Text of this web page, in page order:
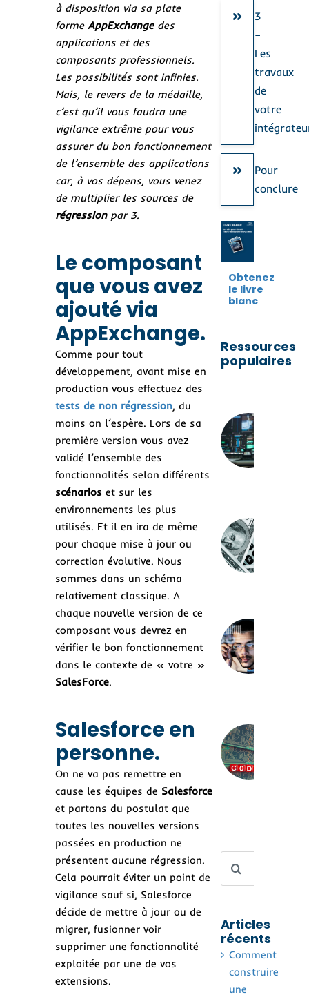
à disposition via sa plate
forme AppExchangedes
applications et des
composants professionnels.
Les possibilités sont infinies.
Mais, le revers de la médaille,
c’est qu’il vous faudra une
vigilance extrême pour vous
assurer du bon fonctionnement
de l’ensemble des applications
car, à vos dépens, vous venez
de multiplier les sources de
régressionpar 3.
Le composant
que vous avez
ajouté via
AppExchange.
Comme pour tout
développement, avant mise en
production vous effectuez des
tests de non régression, du
moins on l’espère. Lors de sa
première version vous avez
validé l’ensemble des
fonctionnalités selon différents
scénarioset sur les
environnements les plus
utilisés. Et il en ira de même
pour chaque mise à jour ou
correction évolutive. Nous
sommes dans un schéma
relativement classique. A
chaque nouvelle version de ce
composant vous devrez en
vérifier le bon fonctionnement
dans le contexte de « votre »
SalesForce.
Salesforce en
personne.
On ne va pas remettre en
cause les équipes de Salesforce
et partons du postulat que
toutes les nouvelles versions
passées en production ne
présentent aucune régression.
Cela pourrait éviter un point de
vigilance sauf si, Salesforce
décide de mettre à jour ou de
migrer, fusionner voir
supprimer une fonctionnalité
exploitée par une de vos
extensions.
3
–
Les
travaux
de
votre
Pour
conclure
Obtenez
le livre
blanc
Ressources
populaires
Articles
récents
Comment
construire
une